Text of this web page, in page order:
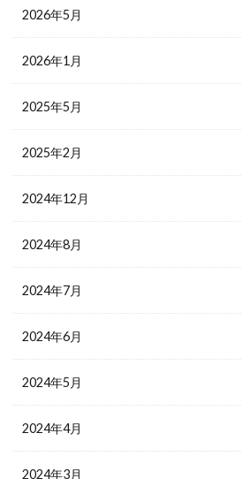
2026年5月
2026年1月
2025年5月
2025年2月
2024年12月
2024年8月
2024年7月
2024年6月
2024年5月
2024年4月
2024年3月